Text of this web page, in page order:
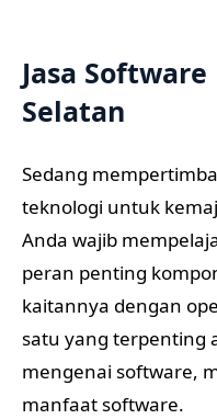
Jasa
Selatan
Sedang
teknologi untuk
Anda wajib
peran penting
kaitannya dengan
satu yang terpenting
mengenai software,
manfaat software.